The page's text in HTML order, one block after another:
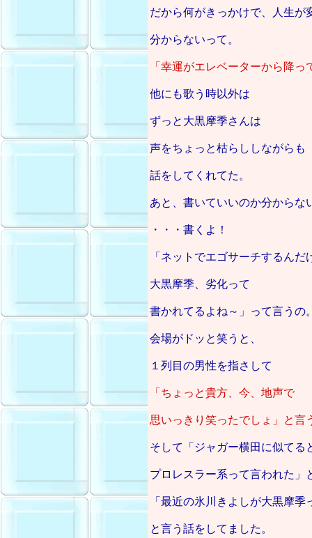
だから何がきっかけで、人生が
分からないって。
「幸運がエレベーターから降っ
他にも歌う時以外は
ずっと大黒摩季さんは
声をちょっと枯らししながらも
話をしてくれてた。
あと、書いていいのか分からな
・・・書くよ！
「ネットでエゴサーチするんだ
大黒摩季、劣化って
書かれてるよね～」って言うの
会場がドッと笑うと、
１列目の男性を指さして
「ちょっと貴方、今、地声で
思いっきり笑ったでしょ」と言
そして「ジャガー横田に似てる
プロレスラー系って言われた
「最近の氷川きよしが大黒摩季
と言う話をしてました。